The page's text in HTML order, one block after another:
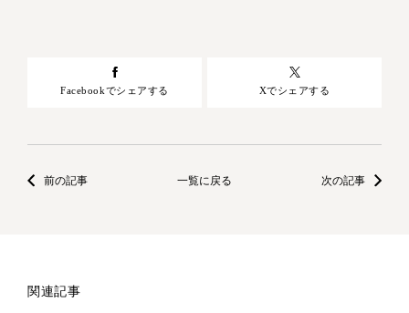
Facebookでシェアする Xでシェアする
前の記事 一覧に戻る 次の記事
関連記事